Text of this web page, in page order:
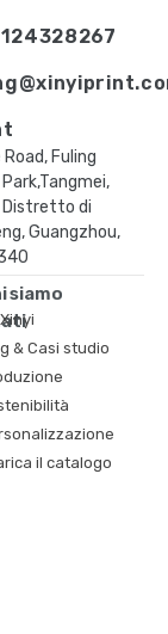
Road, Fuling
Distretto di
Guangzhou,
siamo
& Casi studio
il catalogo